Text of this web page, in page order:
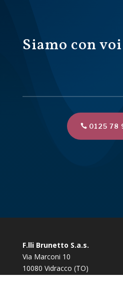
Siamo con
0125 78
F.lli Brunetto S.a.s.
Via Marconi 10
10080 Vidracco (TO)